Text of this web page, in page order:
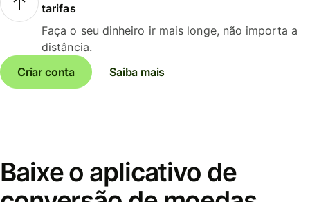
tarifas
Faça o seu dinheiro ir mais longe, não importa a
distância.
Criar conta
Saiba mais
Baixe o aplicativo de